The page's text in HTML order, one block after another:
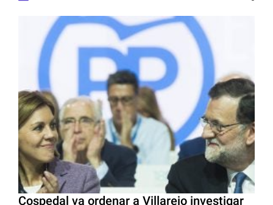
Cospedal va ordenar a Villarejo investigar